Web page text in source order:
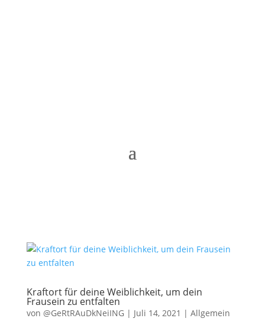
Kraftort für deine Weiblichkeit, um dein
Frausein zu entfalten
von @GeRtRAuDkNeiING| Juli 14, 2021 | Allgemein